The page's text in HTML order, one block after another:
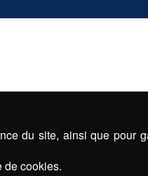
du site, ainsi que pour
de cookies.